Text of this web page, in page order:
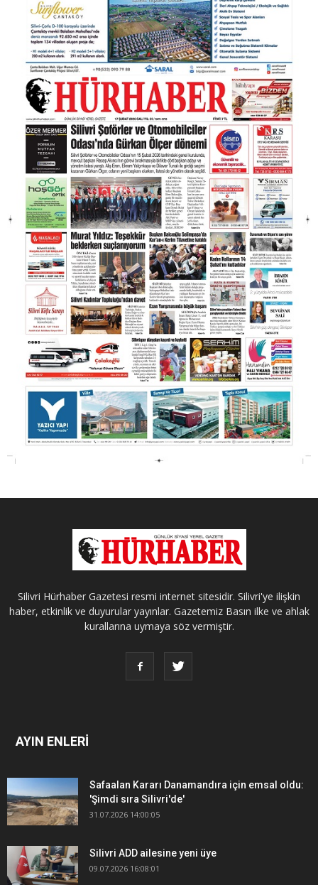
Silivri Hürhaber Gazetesi resmi internet sitesidir. Silivri'ye ilişkin
haber, etkinlik ve duyurular yayınlar. Gazetemiz Basın ilke ve ahlak
kurallarına uymaya söz vermiştir.
AYIN ENLERİ
Safaalan Kararı Danamandıra için emsal oldu:
'Şimdi sıra Silivri'de'
31.07.2026 14:00:05
Silivri ADD ailesine yeni üye
09.07.2026 16:08:01